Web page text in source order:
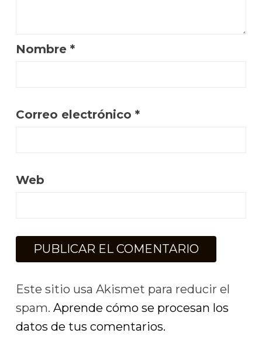
Nombre *
Correo electrónico *
Web
Este sitio usa Akismet para reducir el
spam. Aprende cómo se procesan los
datos de tus comentarios.